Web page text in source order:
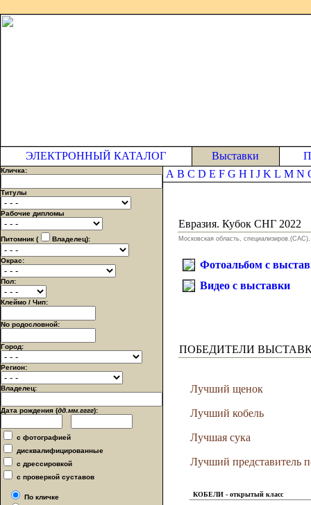
ЭЛЕКТРОННЫЙ КАТАЛОГ Выставки
Кличка:
Титулы
Рабочие дипломы
Питомник ( Владелец):
Окрас:
Пол:
Клеймо / Чип:
No родословной:
Город:
Регион:
Владелец:
Дата рождения (дд.мм.гггг):
с фотографией
дисквалифицированные
с дрессировкой
с проверкой суставов
По кличке
A B C D E F G H I J K L M N
Евразия. Кубок СНГ 2022
Московская область,
Фотоальбом с
Видео с выставки
ПОБЕДИТЕЛИ
Лучший щенок
Лучший кобель
Лучшая сука
Лучший представитель
КОБЕЛИ - открытый класс